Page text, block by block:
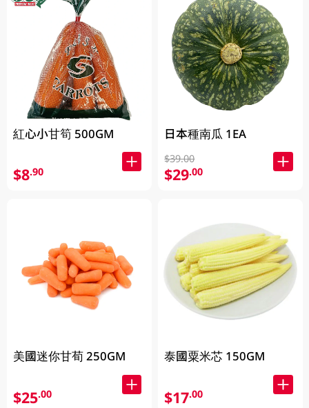
紅心小甘筍 500GM
$8.90
美國迷你甘荀 250GM
$25.00
日本種南瓜 1EA
$39.00
$29.00
泰國粟米芯 150GM
$17.00